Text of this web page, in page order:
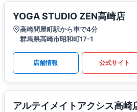
YOGA STUDIO ZEN高崎店
高崎問屋町駅から車で4分
群馬県高崎市昭和町17-1
店舗情報 公式サイト
アルテイメイトアクシス高崎